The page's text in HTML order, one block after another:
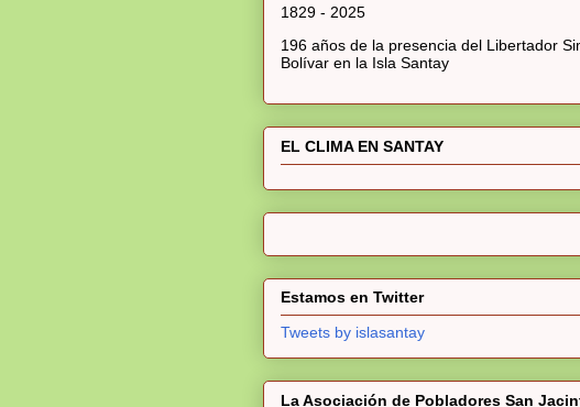
1829 - 2025
196 años de la presencia del Libertador
Bolívar en la Isla Santay
EL CLIMA EN SANTAY
Estamos en Twitter
Tweets by islasantay
La Asociación de Pobladores San